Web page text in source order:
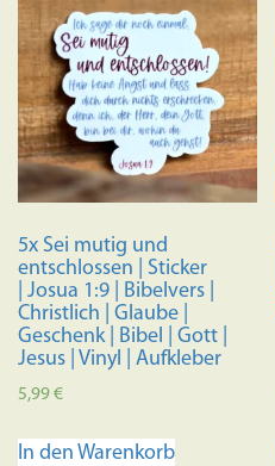
5x Sei mutig und
entschlossen | Sticker
| Josua 1:9 | Bibelvers |
Christlich | Glaube |
Geschenk | Bibel | Gott |
Jesus | Vinyl | Aufkleber
5,99€
In den Warenkorb